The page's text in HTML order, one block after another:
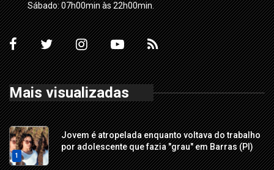
Sábado: 07h00min às 22h00min.
Mais visualizadas
1
Jovem é atropelada enquanto voltava do trabalho
por adolescente que fazia "grau" em Barras (PI)